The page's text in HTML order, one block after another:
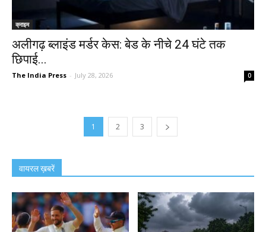
क्राइम
अलीगढ़ ब्लाइंड मर्डर केस: बेड के नीचे 24 घंटे तक
छिपाई...
The India Press - July 28, 2026 0
1 2 3
वायरल ख़बरें